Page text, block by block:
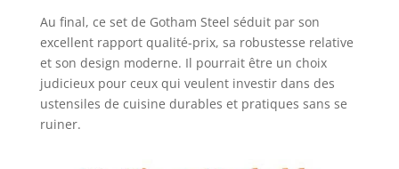
aliments et les
sauces collantes
ne collent pas à
vos ustensiles de
cuisine lors de
Au final, ce set de Gotham Steel séduit par son
excellent rapport qualité-prix, sa robustesse relative
et son design moderne. Il pourrait être un choix
judicieux pour ceux qui veulent investir dans des
ustensiles de cuisine durables et pratiques sans se
ruiner.